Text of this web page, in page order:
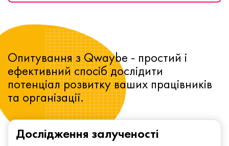
Дослідження залученості
Опитування з Qwaybe - простий і
ефективний спосіб дослідити
потенціал розвитку ваших працівників
та організації.